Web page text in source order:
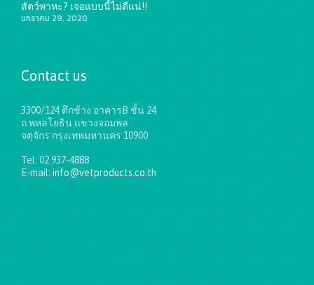
สัตว์พาหะ? เจอแบบนี้ไม่ดีแน่!!
มกราคม 29, 2020
Contact us
3300/124 ตึกช้าง อาคารB ชั้น 24
ถ.พหลโยธิน แขวงจอมพล
จตุจักร กรุงเทพมหานคร 10900
Tel: 02 937-4888
E-mail: info@vetproducts.co.th